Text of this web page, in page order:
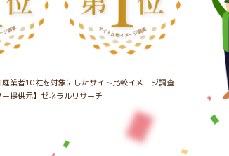
庭業者10社を対象にしたサイト比較イメージ調査
ー提供元】ゼネラルリサーチ